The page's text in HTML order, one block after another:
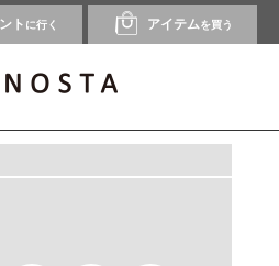
ト に行く アイテムを買う